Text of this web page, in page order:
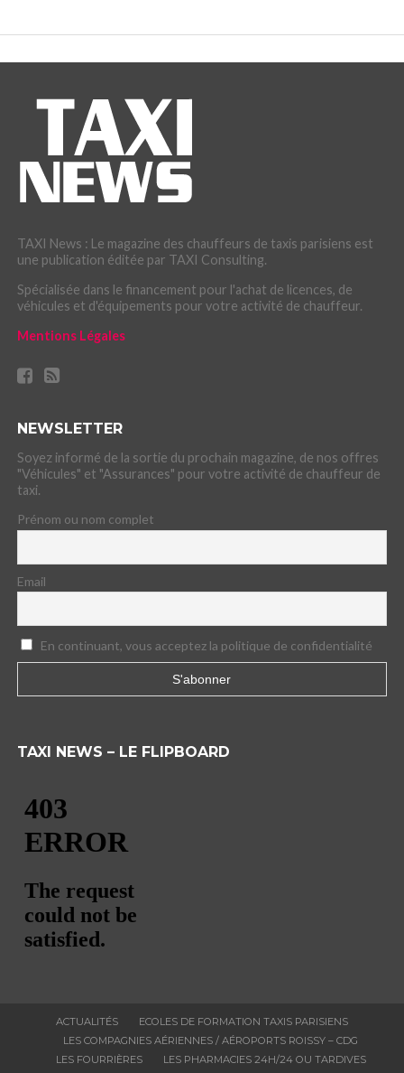
TAXI News : Le magazine des chauffeurs de taxis parisiens est
une publication éditée par TAXI Consulting.
Spécialisée dans le financement pour l'achat de licences, de
véhicules et d'équipements pour votre activité de chauffeur.
Mentions Légales
NEWSLETTER
Soyez informé de la sortie du prochain magazine, de nos offres
"Véhicules" et "Assurances" pour votre activité de chauffeur de
taxi.
Prénom ou nom complet
Email
En continuant, vous acceptez la politique de confidentialité
TAXI NEWS – LE FLIPBOARD
ACTUALITÉS
ECOLES DE FORMATION TAXIS PARISIENS
LES COMPAGNIES AÉRIENNES / AÉROPORTS ROISSY – CDG
LES FOURRIÈRES
LES PHARMACIES 24H/24 OU TARDIVES